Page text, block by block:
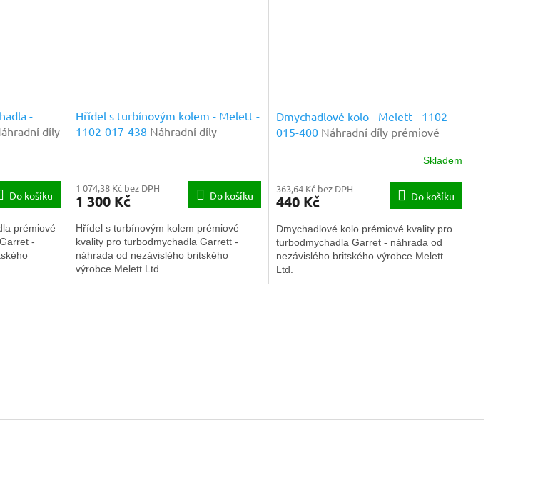
-
díly
Do košíku
prémiové
-
Hřídel s turbínovým kolem - Melett -
1102-017-438 Náhradní díly
1 074,38 Kč bez DPH
1 300 Kč Do košíku
Hřídel s turbínovým kolem prémiové
kvality pro turbodmychadla Garrett -
náhrada od nezávislého britského
výrobce Melett Ltd.
Dmychadlové kolo - Melett - 1102-
015-400 Náhradní díly prémiové
Skladem
363,64 Kč bez DPH
440 Kč Do košíku
Dmychadlové kolo prémiové kvality pro
turbodmychadla Garret - náhrada od
nezávislého britského výrobce Melett
Ltd.
r